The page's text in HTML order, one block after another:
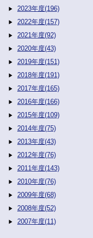
2023年度(196)
2022年度(157)
2021年度(92)
2020年度(43)
2019年度(151)
2018年度(191)
2017年度(165)
2016年度(166)
2015年度(109)
2014年度(75)
2013年度(43)
2012年度(76)
2011年度(143)
2010年度(76)
2009年度(68)
2008年度(52)
2007年度(11)